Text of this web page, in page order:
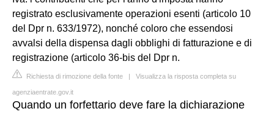
registrato esclusivamente operazioni esenti (articolo 10
del Dpr n. 633/1972), nonché coloro che essendosi
avvalsi della dispensa dagli obblighi di fatturazione e di
registrazione (articolo 36-bis del Dpr n.
Richiesta di rimozione della fonte | Visualizza la risposta completa su
agenziaentrate.gov.it
Quando un forfettario deve fare la dichiarazione